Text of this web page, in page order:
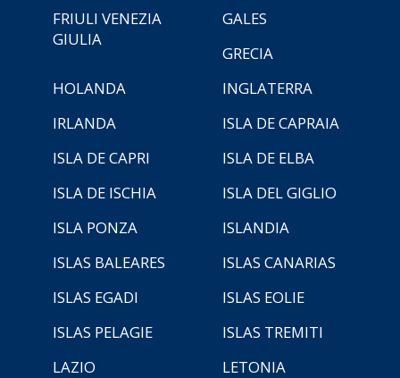
FRIULI VENEZIA
GIULIA
GALES
GRECIA
HOLANDA
INGLATERRA
IRLANDA
ISLA DE CAPRAIA
ISLA DE CAPRI
ISLA DE ELBA
ISLA DE ISCHIA
ISLA DEL GIGLIO
ISLA PONZA
ISLANDIA
ISLAS BALEARES
ISLAS CANARIAS
ISLAS EGADI
ISLAS EOLIE
ISLAS PELAGIE
ISLAS TREMITI
LAZIO
LETONIA